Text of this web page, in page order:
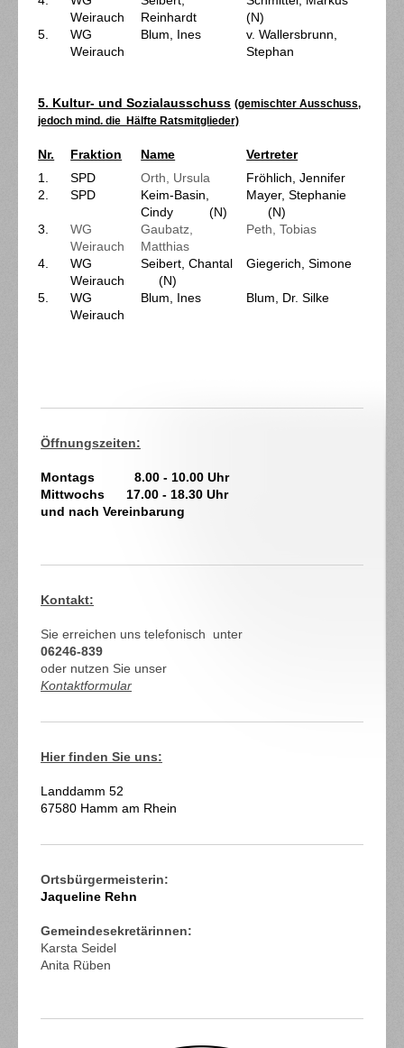
Weirauch
Reinhardt
(N)
5.
WG
Weirauch
Blum, Ines
v. Wallersbrunn,
Stephan
5. Kultur- und Sozialausschuss (gemischter Ausschuss,
jedoch mind. die Hälfte Ratsmitglieder)
Nr. Fraktion Name
Vertreter
1.
SPD Orth, Ursula
Fröhlich, Jennifer
2.
SPD
Keim-Basin,
Cindy (N)
Mayer, Stephanie
(N)
3.
WG
Weirauch
Gaubatz,
Matthias
Peth, Tobias
4.
WG
Weirauch
Seibert, Chantal
(N)
Giegerich, Simone
5.
WG
Weirauch
Blum, Ines Blum, Dr. Silke
Öffnungszeiten:
Montags 8.00 - 10.00 Uhr
Mittwochs 17.00 - 18.30 Uhr
und nach Vereinbarung
Kontakt:
Sie erreichen uns telefonisch unter
06246-839
oder nutzen Sie unser
Kontaktformular
Hier finden Sie uns:
Landdamm 52
67580 Hamm am Rhein
Ortsbürgermeisterin:
Jaqueline Rehn
Gemeindesekretärinnen:
Karsta Seidel
Anita Rüben